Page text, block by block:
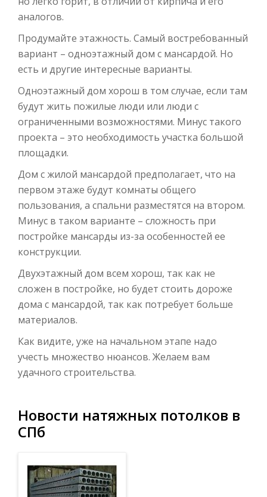
аналогов.
Продумайте этажность. Самый востребованный
вариант – одноэтажный дом с мансардой. Но
есть и другие интересные варианты.
Одноэтажный дом хорош в том случае, если там
будут жить пожилые люди или люди с
ограниченными возможностями. Минус такого
проекта – это необходимость участка большой
площадки.
Дом с жилой мансардой предполагает, что на
первом этаже будут комнаты общего
пользования, а спальни разместятся на втором.
Минус в таком варианте – сложность при
постройке мансарды из-за особенностей ее
конструкции.
Двухэтажный дом всем хорош, так как не
сложен в постройке, но будет стоить дороже
дома с мансардой, так как потребует больше
материалов.
Как видите, уже на начальном этапе надо
учесть множество нюансов. Желаем вам
удачного строительства.
Новости натяжных потолков в
СПб